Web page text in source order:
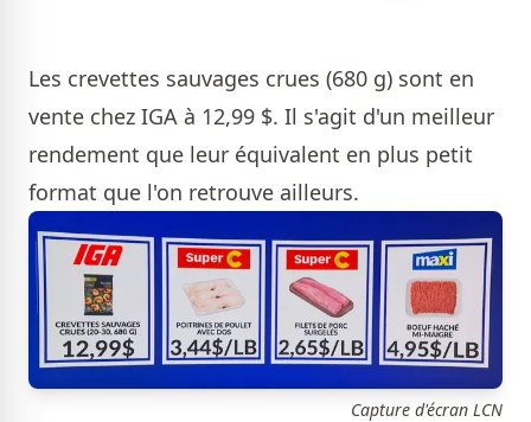
Les crevettes sauvages crues (680 g) sont en
vente chez IGA à 12,99 $. Il s'agit d'un meilleur
rendement que leur équivalent en plus petit
format que l'on retrouve ailleurs.
Capture d'écran LCN